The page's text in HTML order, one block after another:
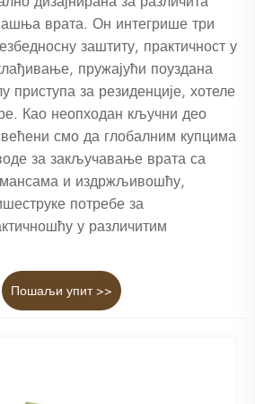
врата. Он интегрише три
заштиту, практичност у
пружајући поуздана
приступа за резиденције, хотеле
Као неопходан кључни део
смо да глобалним купцима
за закључавање врата са
и издржљивошћу,
потребе за
у различитим
Пошаљи упит >>